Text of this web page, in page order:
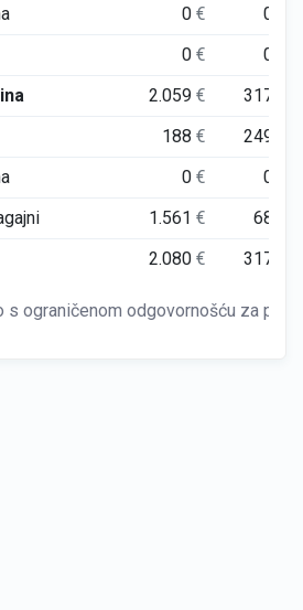
0€ 0
0€ 0
2.059€ 317
188€ 249
0€ 0
1.561€ 68
2.080€ 317
s ograničenom odgovornošću za